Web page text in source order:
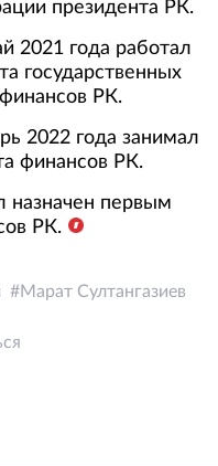
президента РК.
2021 года работал
государственных
РК.
2022 года занимал
финансов РК.
назначен первым
РК.
Марат Султангазиев